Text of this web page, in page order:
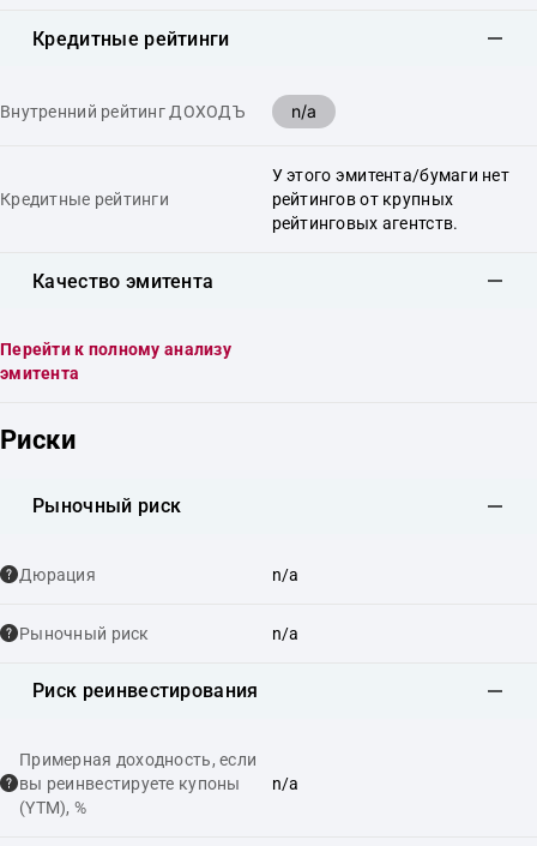
Кредитные рейтинги
Внутренний рейтинг ДОХОДЪ n/a
Кредитные рейтинги
У этого эмитента/бумаги нет
рейтингов от крупных
рейтинговых агентств.
Качество эмитента
Перейти к полному анализу
эмитента
Риски
Рыночный риск
Дюрация n/a
Рыночный риск n/a
Риск реинвестирования
Примерная доходность, если
вы реинвестируете купоны
(YTM), %
n/a